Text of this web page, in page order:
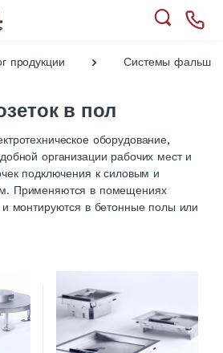
продукции Системы
в пол
оборудование,
организации рабочих мест и
подключения к силовым и
Применяются в помещениях
и монтируются в бетонные полы или